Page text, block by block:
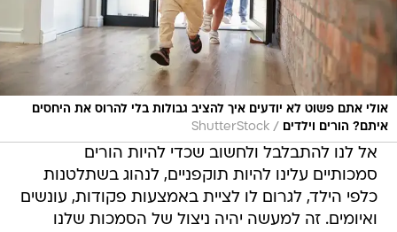
אולי אתם פשוט לא יודעים איך להציב גבולות בלי להרוס את היחסים
איתם? הורים וילדים
/
ShutterStock
אל לנו להתבלבל ולחשוב שכדי להיות הורים
סמכותיים עלינו להיות תוקפניים, לנהוג בשתלטנות
כלפי הילד, לגרום לו לציית באמצעות פקודות, עונשים
ואיומים. זה למעשה יהיה ניצול של הסמכות שלנו